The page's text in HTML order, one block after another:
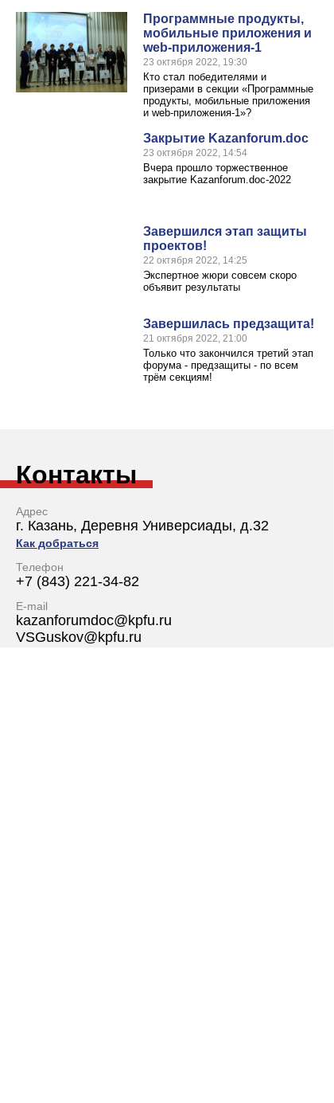
Программные продукты,
мобильные приложения и
web-приложения-1
23 октября 2022, 19:30
Кто стал победителями и
призерами в секции «Программные
продукты, мобильные приложения
и web-приложения-1»?
Закрытие Kazanforum.doc
23 октября 2022, 14:54
Вчера прошло торжественное
закрытие Kazanforum.doc-2022
Завершился этап защиты
проектов!
22 октября 2022, 14:25
Экспертное жюри совсем скоро
объявит результаты
Завершилась предзащита!
21 октября 2022, 21:00
Только что закончился третий этап
форума - предзащиты - по всем
трём секциям!
Контакты
Адрес
г. Казань, Деревня Универсиады, д.32
Как добраться
Телефон
+7 (843) 221-34-82
E-mail
kazanforumdoc@kpfu.ru
VSGuskov@kpfu.ru